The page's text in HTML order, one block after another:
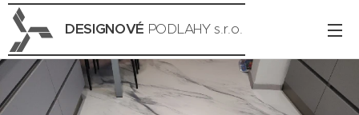
DESIGNOVÉ PODLAHY s.r.o.